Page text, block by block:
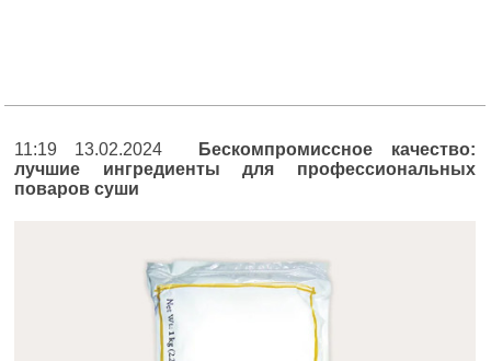
11:19 13.02.2024
Бескомпромиссное качество:
лучшие ингредиенты для профессиональных
поваров суши